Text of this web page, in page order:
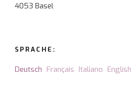
4053 Basel
SPRACHE:
Deutsch Français Italiano English